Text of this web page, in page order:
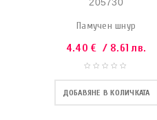
Памучен шнур
4.40€ / 8.61 лв.
ДОБАВЯНЕ В КОЛИЧКАТА